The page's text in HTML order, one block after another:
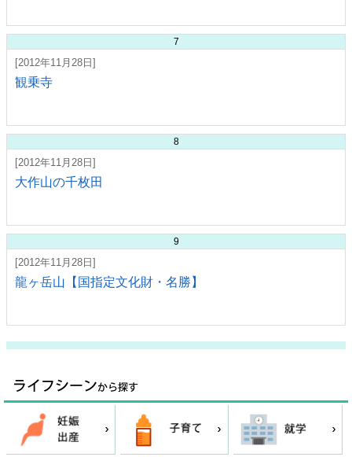
7
[2012年11月28日]
観乗寺
8
[2012年11月28日]
大作山の千枚田
9
[2012年11月28日]
龍ヶ岳山【国指定文化財・名勝】